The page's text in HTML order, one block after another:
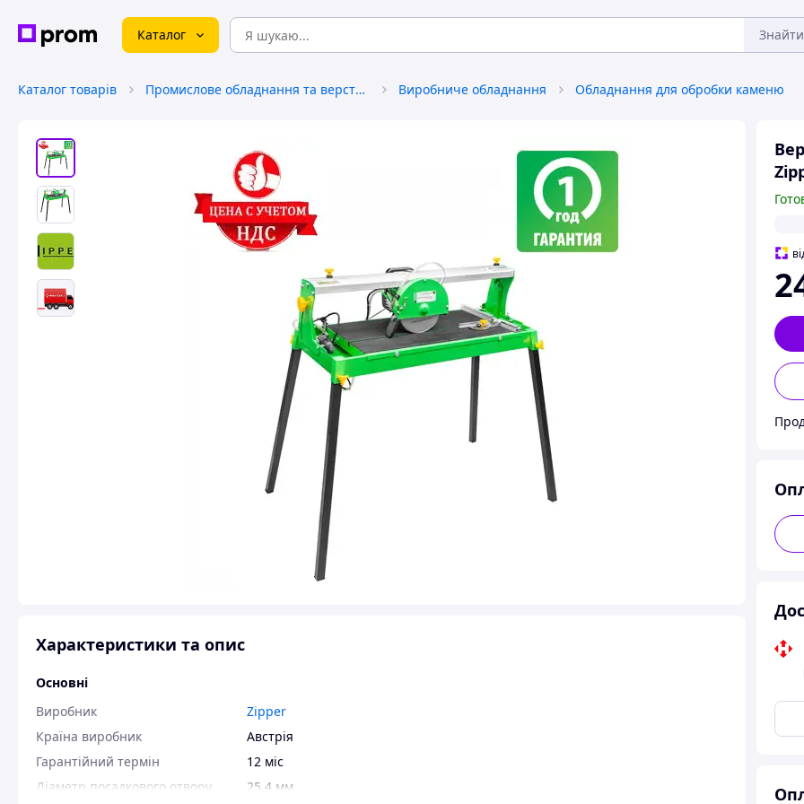
Каталог Знайти
Каталог товарів Промислове обладнання та верстати Виробниче обладнання Обладнання для обробки каменю
Характеристики та опис
Основні
Виробник
Zipper
Країна виробник
Австрія
Гарантійний термін
12 міс
Діаметр посадкового отвору
25.4 мм